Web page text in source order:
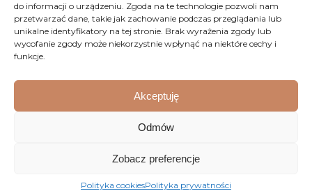
do informacji o urządzeniu. Zgoda na te technologie pozwoli nam
przetwarzać dane, takie jak zachowanie podczas przeglądania lub
unikalne identyfikatory na tej stronie. Brak wyrażenia zgody lub
wycofanie zgody może niekorzystnie wpłynąć na niektóre cechy i
funkcje.
Akceptuję
Odmów
Zobacz preferencje
Polityka cookiesPolityka prywatności
Kontakt
© 2026 Dobre Meble. Wszystkie prawa zastrzeżone.